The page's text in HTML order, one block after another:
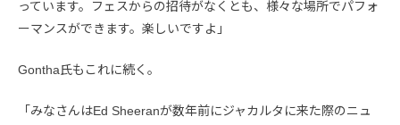
っています。フェスからの招待がなくとも、様々な場所でパフォ
ーマンスができます。楽しいですよ」
Gontha氏もこれに続く。
「みなさんはEd Sheeranが数年前にジャカルタに来た際のニュ